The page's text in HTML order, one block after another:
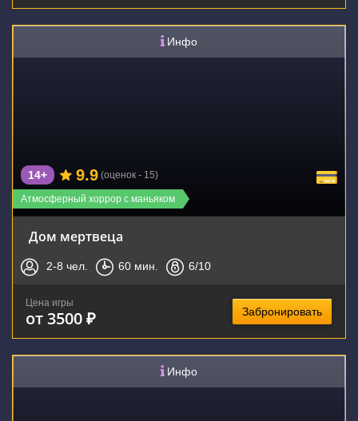
Инфо
Атмосферный хоррор с маньяком
14+ 9.9 (оценок - 15)
Дом мертвеца
2-8 чел. 60 мин. 6/10
Цена игры
от 3500 ₽ Забронировать
Инфо